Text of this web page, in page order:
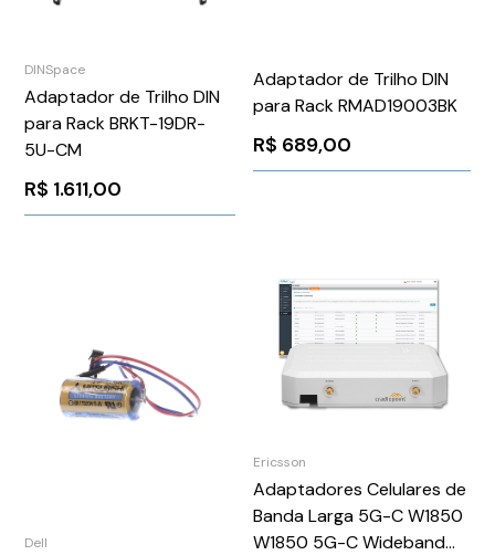
DINSpace
Adaptador de Trilho DIN
para Rack BRKT-19DR-
5U-CM
R$ 1.611,00
Adaptador de Trilho DIN
para Rack RMAD19003BK
R$ 689,00
Dell
Ericsson
Adaptadores Celulares de
Banda Larga 5G-C W1850
W1850 5G-C Wideband